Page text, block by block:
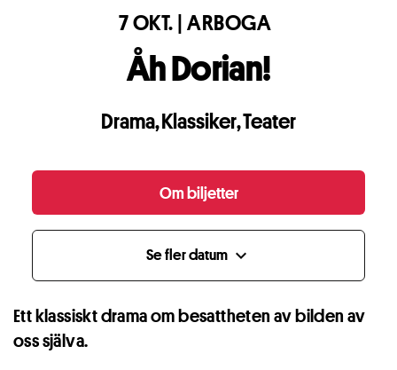
7 OKT. | ARBOGA
Åh Dorian!
Drama,Klassiker,Teater
Om biljetter
Se fler datum expand_more
Ett klassiskt drama om besattheten av bilden av
oss själva.